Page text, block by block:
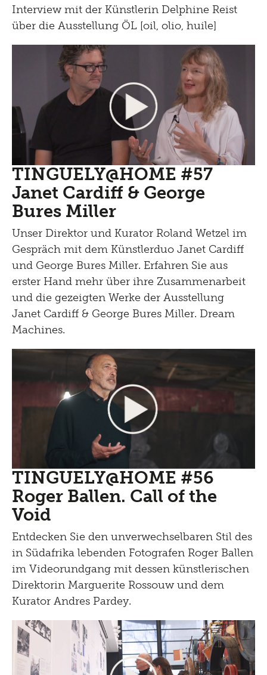
Interview mit der Künstlerin Delphine Reist
über die Ausstellung ÖL [oil, olio, huile]
TINGUELY@HOME #57
Janet Cardiff & George
Bures Miller
Unser Direktor und Kurator Roland Wetzel im
Gespräch mit dem Künstlerduo Janet Cardiff
und George Bures Miller. Erfahren Sie aus
erster Hand mehr über ihre Zusammenarbeit
und die gezeigten Werke der Ausstellung
Janet Cardiff & George Bures Miller. Dream
Machines.
TINGUELY@HOME #56
Roger Ballen. Call of the
Void
Entdecken Sie den unverwechselbaren Stil des
in Südafrika lebenden Fotografen Roger Ballen
im Videorundgang mit dessen künstlerischen
Direktorin Marguerite Rossouw und dem
Kurator Andres Pardey.